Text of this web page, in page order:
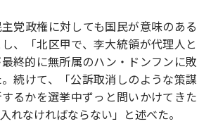
党政権に対しても国民が意味のある
、「北区甲で、李大統領が代理人と
終的に無所属のハン・ドンフンに敗
続けて、「公訴取消しのような策謀
るかを選挙中ずっと問いかけてきた
れなければならない」と述べた。